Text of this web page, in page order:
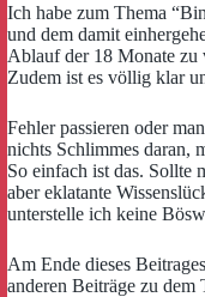
Ich habe zum Thema
und dem damit
Ablauf der 18 Monate zu
Zudem ist es völlig klar
Fehler passieren oder
nichts Schlimmes daran,
So einfach ist das. Sollte
aber eklatante
unterstelle ich keine
Am Ende dieses
anderen Beiträge zu dem